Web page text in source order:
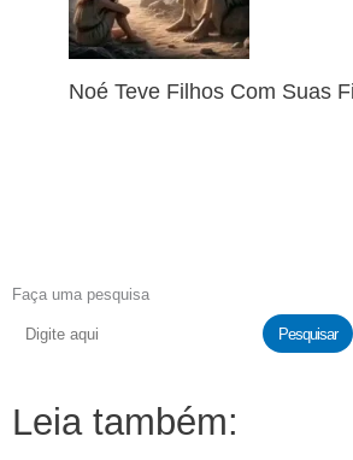
Noé Teve Filhos Com Suas
Faça uma pesquisa
Pesquisar
Leia também: